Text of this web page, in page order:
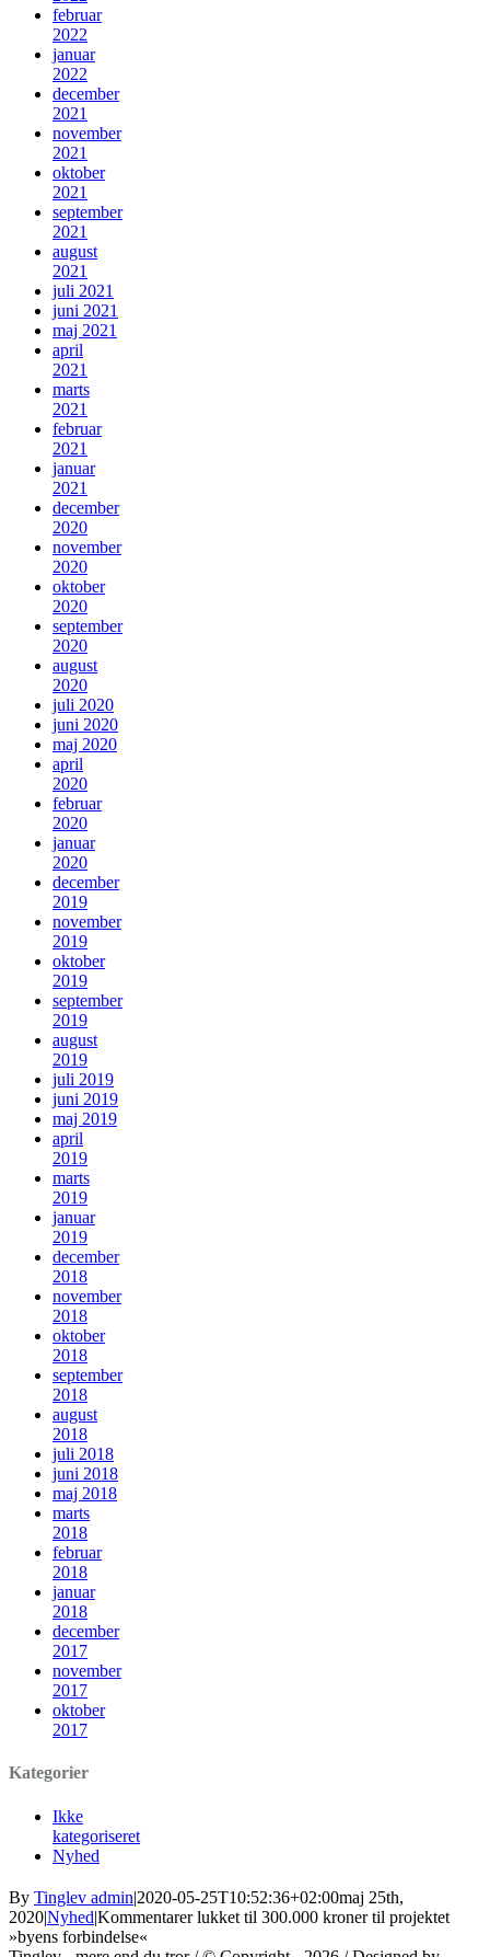
februar
2022
januar
2022
december
2021
november
2021
oktober
2021
september
2021
august
2021
juli 2021
juni 2021
maj 2021
april
2021
marts
2021
februar
2021
januar
2021
december
2020
november
2020
oktober
2020
september
2020
august
2020
juli 2020
juni 2020
maj 2020
april
2020
februar
2020
januar
2020
december
2019
november
2019
oktober
2019
september
2019
august
2019
juli 2019
juni 2019
maj 2019
april
2019
marts
2019
januar
2019
december
2018
november
2018
oktober
2018
september
2018
august
2018
juli 2018
juni 2018
maj 2018
marts
2018
februar
2018
januar
2018
december
2017
november
2017
oktober
2017
Kategorier
Ikke
kategoriseret
Nyhed
By Tinglev admin|2020-05-25T10:52:36+02:00maj 25th,
2020|Nyhed|Kommentarer lukket til 300.000 kroner til projektet
»byens forbindelse«